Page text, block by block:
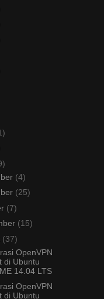
(4)
(25)
(7)
(15)
(37)
OpenVPN
di Ubuntu
14.04 LTS
OpenVPN
di Ubuntu